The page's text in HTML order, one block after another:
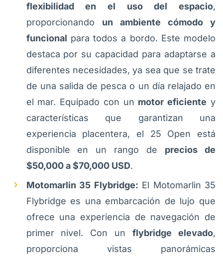
flexibilidad en el uso del espacio,
proporcionando un ambiente cómodo y
funcional para todos a bordo. Este modelo
destaca por su capacidad para adaptarse a
diferentes necesidades, ya sea que se trate
de una salida de pesca o un día relajado en
el mar. Equipado con un motor eficiente y
características que garantizan una
experiencia placentera, el 25 Open está
disponible en un rango de precios de
$50,000 a $70,000 USD.
Motomarlin 35 Flybridge: El Motomarlin 35
Flybridge es una embarcación de lujo que
ofrece una experiencia de navegación de
primer nivel. Con unflybridge elevado,
proporciona vistas panorámicas